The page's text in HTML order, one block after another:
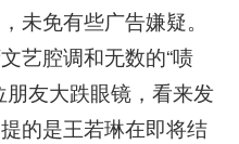
未免有些广告嫌疑。
艺腔调和无数的“啧
朋友大跌眼镜，看来发
的是王若琳在即将结